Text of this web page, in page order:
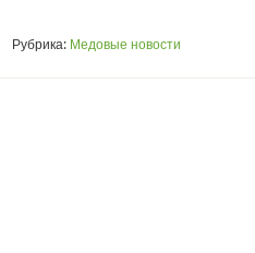
Рубрика: Медовые новости